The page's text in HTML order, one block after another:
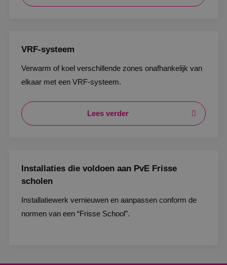
VRF-systeem
Verwarm of koel verschillende zones onafhankelijk van
elkaar met een VRF-systeem.
Lees verder
Installaties die voldoen aan PvE Frisse
scholen
Installatiewerk vernieuwen en aanpassen conform de
normen van een “Frisse School”.